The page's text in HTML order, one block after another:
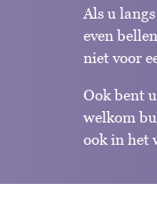
Als u
even
niet voor
Ook bent
welkom
ook in het